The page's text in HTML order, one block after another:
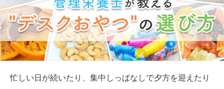
忙しい日が続いたり、集中しっぱなしで夕方を迎えたり